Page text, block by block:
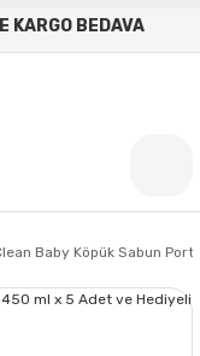
BEDAVA
Baby Köpük Sabun